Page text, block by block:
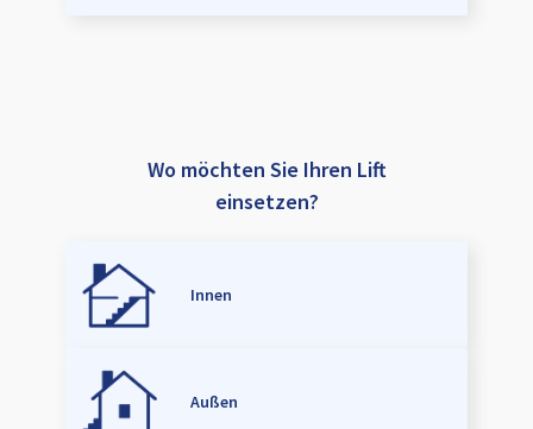
Wo möchten Sie Ihren Lift
einsetzen?
Innen
Außen